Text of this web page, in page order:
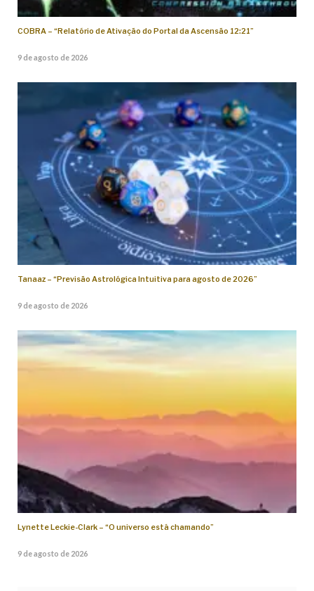
COBRA – “Relatório de Ativação do Portal da Ascensão 12:21”
9 de agosto de 2026
Tanaaz – “Previsão Astrológica Intuitiva para agosto de 2026”
9 de agosto de 2026
Lynette Leckie-Clark – “O universo está chamando”
9 de agosto de 2026